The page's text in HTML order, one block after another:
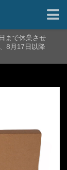
まで休業させ
8月17日以降